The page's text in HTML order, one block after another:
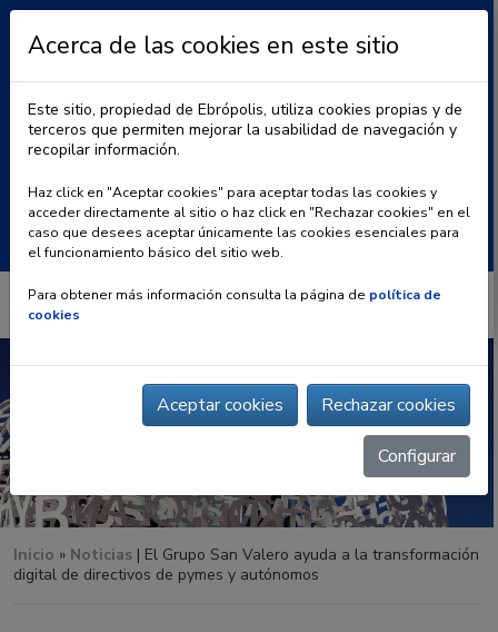
BLOG | CONTACTO
Buscar:
Inicio » Noticias | El Grupo San Valero ayuda a la transformación
digital de directivos de pymes y autónomos
Acerca de las cookies en este sitio
Este sitio, propiedad de Ebrópolis, utiliza cookies propias y de
terceros que permiten mejorar la usabilidad de navegación y
recopilar información.
Haz click en "Aceptar cookies" para aceptar todas las cookies y
acceder directamente al sitio o haz click en "Rechazar cookies" en el
caso que desees aceptar únicamente las cookies esenciales para
el funcionamiento básico del sitio web.
Para obtener más información consulta la página de política de
cookies
Aceptar cookies Rechazar cookies
Configurar